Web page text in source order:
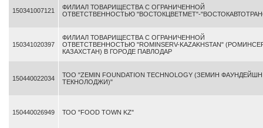
150341007121
ФИЛИАЛ ТОВАРИЩЕСТВА С ОГРАНИЧЕННОЙ
ОТВЕТСТВЕННОСТЬЮ "ВОСТОКЦВЕТМЕТ"-
150341020397
ФИЛИАЛ ТОВАРИЩЕСТВА С ОГРАНИЧЕННОЙ
ОТВЕТСТВЕННОСТЬЮ "ROMINSERV-KAZAKHSTAN"
КАЗАХСТАН) В ГОРОДЕ ПАВЛОДАР
150440022034
ТОО "ZEMIN FOUNDATION TECHNOLOGY (ЗЕМИН ФАУНДЕЙШН
ТЕКНОЛОДЖИ)"
150440026949 ТОО "FOOD TOWN KZ"